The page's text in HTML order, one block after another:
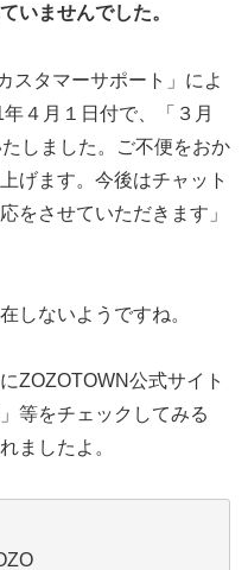
いませんでした。
スタマーサポート」によ
４月１日付で、「３月
しました。ご不便をおか
げます。今後はチャット
をさせていただきます」
しないようですね。
ZOZOTOWN公式サイト
等をチェックしてみる
ましたよ。